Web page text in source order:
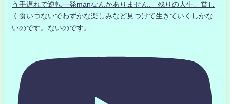
う手遅れで逆転一発manなんかありません、 残りの人生、貧し
く食いつないでわずかな楽しみなど見つけて生きていくしかな
いのです。ないのです。